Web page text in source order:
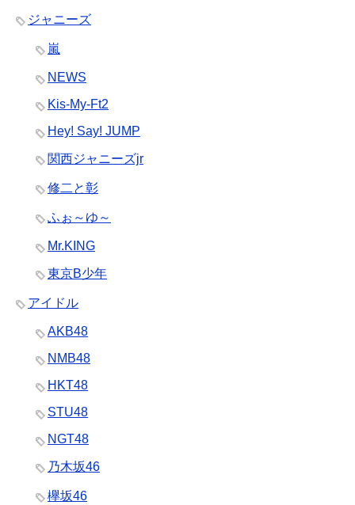
ジャニーズ
嵐
NEWS
Kis-My-Ft2
Hey! Say! JUMP
関西ジャニーズjr
修二と彰
ふぉ～ゆ～
Mr.KING
東京B少年
アイドル
AKB48
NMB48
HKT48
STU48
NGT48
乃木坂46
欅坂46